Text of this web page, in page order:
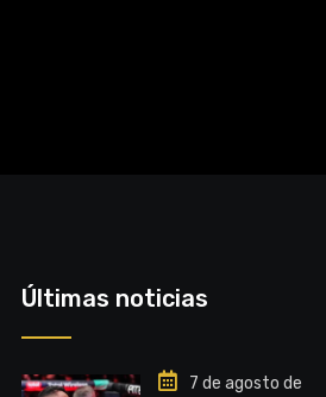
Últimas noticias
7 de agosto de